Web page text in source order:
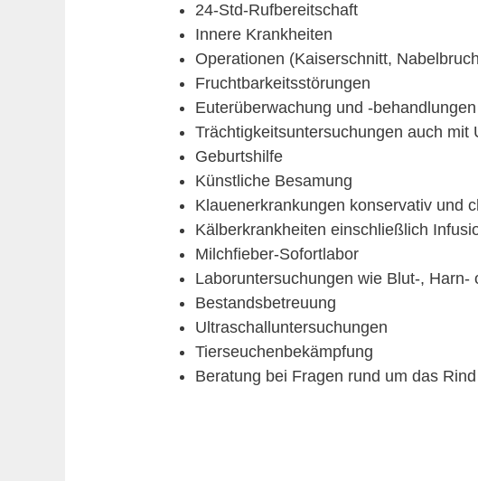
24-Std-Rufbereitschaft
Innere Krankheiten
Operationen (Kaiserschnitt,
Fruchtbarkeitsstörungen
Euterüberwachung und -behandlungen
Trächtigkeitsunter­suchungen auch mit
Geburtshilfe
Künstliche Besamung
Klauenerkrankungen konservativ und
Kälberkrankheiten einschließlich
Milchfieber-Sofortlabor
Laboruntersuchungen wie Blut-, Harn-
Bestandsbetreuung
Ultraschalluntersuchungen
Tierseuchenbekämpfung
Beratung bei Fragen rund um das